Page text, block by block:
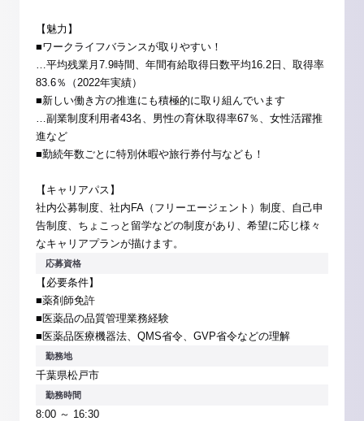
【魅力】
■ワークライフバランスが取りやすい！
…平均残業月7.9時間、年間有給取得日数平均16.2日、取得率
83.6％（2022年実績）
■新しい働き方の推進にも積極的に取り組んでいます
…副業制度利用者43名、男性の育休取得率67％、女性活躍推
進など
■勤続年数ごとに特別休暇や旅行券付与なども！
【キャリアパス】
社内公募制度、社内FA（フリーエージェント）制度、自己申
告制度、ちょこっと留学などの制度があり、希望に応じ様々
なキャリアプランが描けます。
応募資格
【必要条件】
■薬剤師免許
■医薬品の品質管理業務経験
■医薬品医療機器法、QMS省令、GVP省令などの理解
勤務地
千葉県松戸市
勤務時間
8:00 ～ 16:30